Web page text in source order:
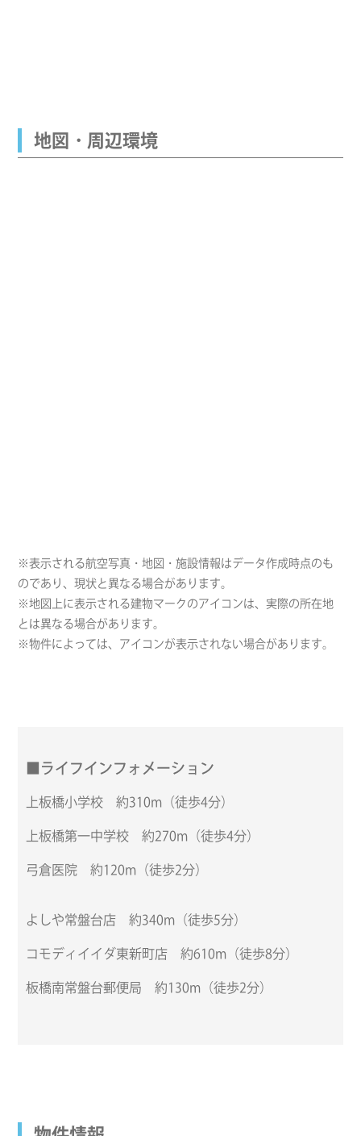
地図・周辺環境
※表示される航空写真・地図・施設情報はデータ作成時点のも
のであり、現状と異なる場合があります。
※地図上に表示される建物マークのアイコンは、実際の所在地
とは異なる場合があります。
※物件によっては、アイコンが表示されない場合があります。
■ライフインフォメーション
上板橋小学校 約310m（徒歩4分）
上板橋第一中学校 約270m（徒歩4分）
弓倉医院 約120m（徒歩2分）
よしや常盤台店 約340m（徒歩5分）
コモディイイダ東新町店 約610m（徒歩8分）
板橋南常盤台郵便局 約130m（徒歩2分）